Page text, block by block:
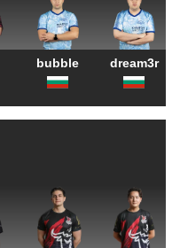
bubble dream3r